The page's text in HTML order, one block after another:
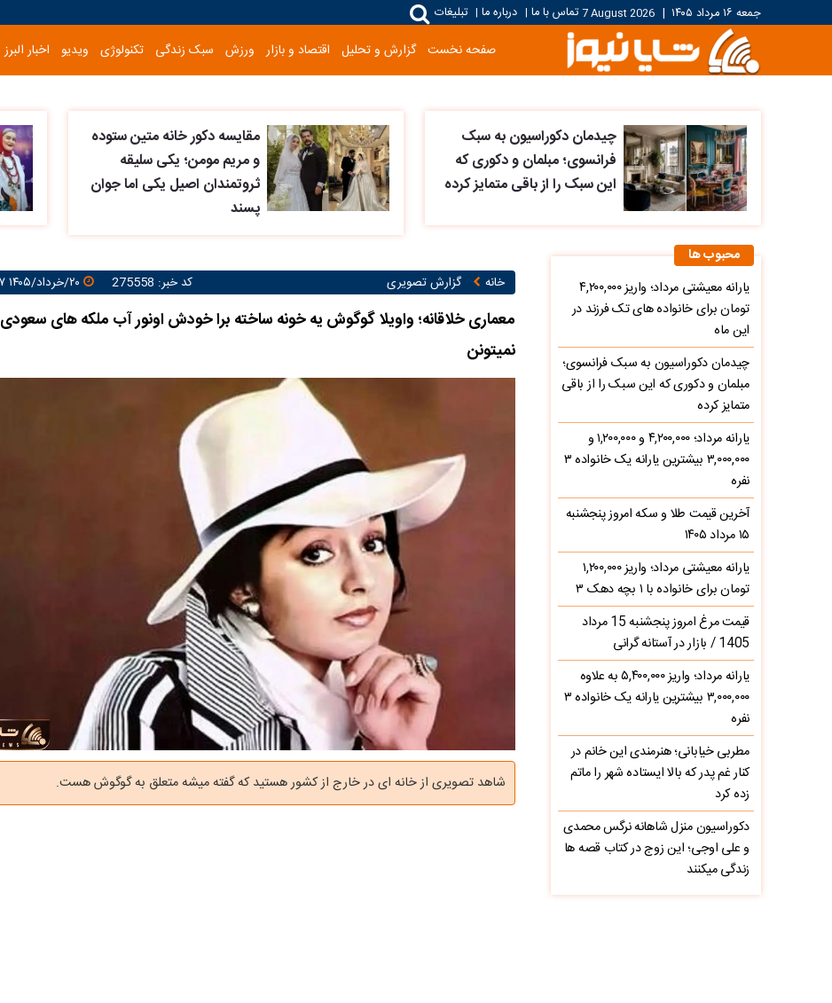
جمعه ۱۶ مرداد ۱۴۰۵ |
7 August 2026تماس با ما | درباره ما | تبلیغات
صفحه نخست گزارش و تحلیل اقتصاد و بازار ورزش سبک زندگی تکنولوژی ویدیو اخبار البرز
چیدمان دکوراسیون به سبک
فرانسوی؛ مبلمان و دکوری که
این سبک را از باقی متمایز کرده
مقایسه دکور خانه متین ستوده
و مریم مومن؛ یکی سلیقه
ثروتمندان اصیل یکی اما جوان
پسند
خانه گزارش تصویری کد خبر: 275558
معماری خلاقانه؛ واویلا گوگوش یه خونه ساخته برا خودش اونور آب ملکه های سعودی
نمیتونن
شاهد تصویری از خانه ای در خارج از کشور هستید که گفته میشه متعلق به گوگوش هست.
محبوب ها
یارانه معیشتی مرداد؛ واریز ۴,۲۰۰,۰۰۰
تومان برای خانواده های تک فرزند در
این ماه
چیدمان دکوراسیون به سبک فرانسوی؛
مبلمان و دکوری که این سبک را از باقی
متمایز کرده
یارانه مرداد؛ ۴,۲۰۰,۰۰۰ و ۱,۲۰۰,۰۰۰ و
۳,۰۰۰,۰۰۰ بیشترین یارانه یک خانواده ۳
نفره
آخرین قیمت طلا و سکه امروز پنجشنبه
۱۵ مرداد ۱۴۰۵
یارانه معیشتی مرداد؛ واریز ۱,۲۰۰,۰۰۰
تومان برای خانواده با ۱ بچه دهک ۳
قیمت مرغ امروز پنجشنبه 15 مرداد
1405 / بازار در آستانه گرانی
یارانه مرداد؛ واریز ۵,۴۰۰,۰۰۰ به علاوه
۳,۰۰۰,۰۰۰ بیشترین یارانه یک خانواده ۳
نفره
مطربی خیابانی؛ هنرمندی این خانم در
کنار غم پدر که بالا ایستاده شهر را ماتم
زده کرد
دکوراسیون منزل شاهانه نرگس محمدی
و علی اوجی؛ این زوج در کتاب قصه ها
زندگی میکنند